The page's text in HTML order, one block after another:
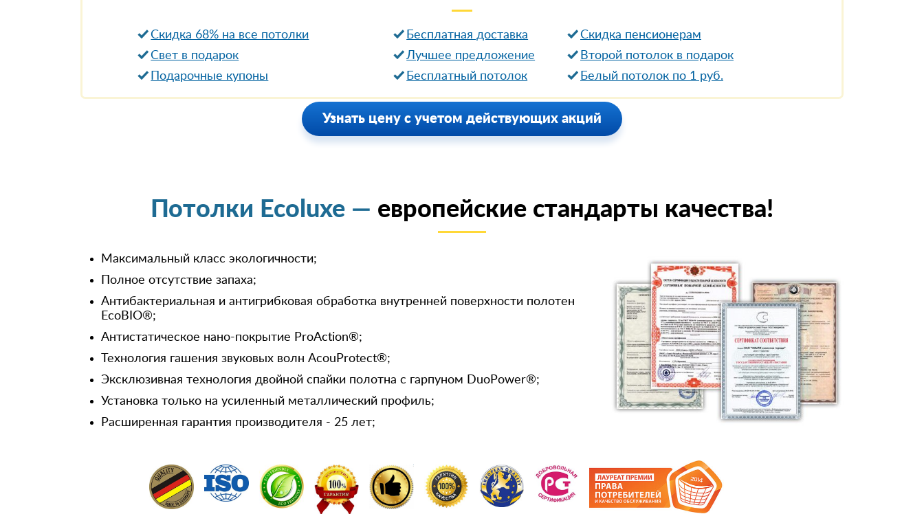
Скидка 68% на все потолки Бесплатная доставка
Cкидка пенсионерам
Свет в подарок
Лучшее предложение
Второй потолок в подарок
Подарочные купоны
Бесплатный потолок Белый потолок по 1 руб.
Узнать цену с учетом действующих акций
Потолки Ecoluxe — европейские стандарты качества!
Максимальный класс экологичности;
Полное отсутствие запаха;
Антибактериальная и антигрибковая обработка внутренней поверхности полотен
EcoBIO®;
Антистатическое нано-покрытие ProAction®;
Технология гашения звуковых волн AcouProtect®;
Эксклюзивная технология двойной спайки полотна с гарпуном DuoPower®;
Установка только на усиленный металлический профиль;
Расширенная гарантия производителя - 25 лет;